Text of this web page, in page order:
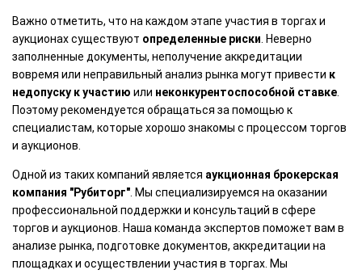
Важно отметить, что на каждом этапе участия в торгах и
аукционах существуют определенные риски. Неверно
заполненные документы, неполучение аккредитации
вовремя или неправильный анализ рынка могут привести к
недопуску к участию или неконкурентоспособной ставке.
Поэтому рекомендуется обращаться за помощью к
специалистам, которые хорошо знакомы с процессом торгов
и аукционов.
Одной из таких компаний является аукционная брокерская
компания "Рубиторг". Мы специализируемся на оказании
профессиональной поддержки и консультаций в сфере
торгов и аукционов. Наша команда экспертов поможет вам в
анализе рынка, подготовке документов, аккредитации на
площадках и осуществлении участия в торгах. Мы